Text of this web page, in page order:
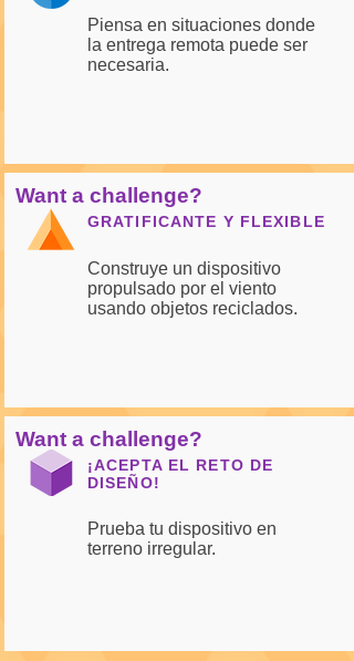
Piensa en situaciones donde
la entrega remota puede ser
necesaria.
GRATIFICANTE Y FLEXIBLE
Want a challenge?
Construye un dispositivo
propulsado por el viento
usando objetos reciclados.
¡ACEPTA EL RETO DE
DISEÑO!
Want a challenge?
Prueba tu dispositivo en
terreno irregular.